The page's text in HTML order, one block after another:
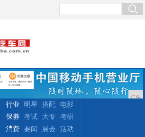
广告
行业 明星 搭配
电影
保养
考试 大专
考研
消费 要闻 展会
活动